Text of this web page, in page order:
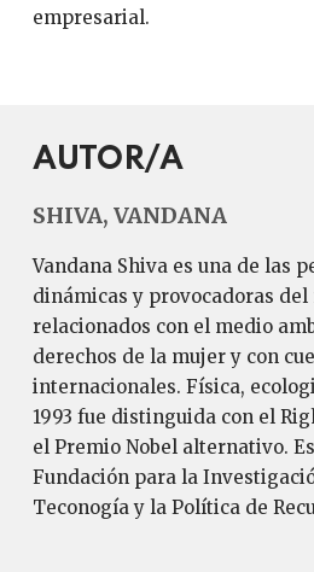
empresarial.
AUTOR/A
SHIVA, VANDANA
Vandana Shiva es una de las
dinámicas y provocadoras del
relacionados con el medio
derechos de la mujer y con
internacionales. Física,
1993 fue distinguida con el
el Premio Nobel alternativo.
Fundación para la
Teconogía y la Política de